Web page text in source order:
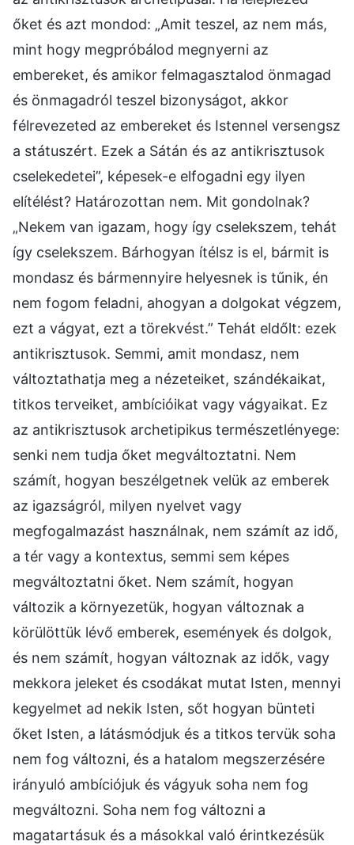
őket és azt mondod: „Amit teszel, az nem más,
mint hogy megpróbálod megnyerni az
embereket, és amikor felmagasztalod önmagad
és önmagadról teszel bizonyságot, akkor
félrevezeted az embereket és Istennel versengsz
a státuszért. Ezek a Sátán és az antikrisztusok
cselekedetei”, képesek-e elfogadni egy ilyen
elítélést? Határozottan nem. Mit gondolnak?
„Nekem van igazam, hogy így cselekszem, tehát
így cselekszem. Bárhogyan ítélsz is el, bármit is
mondasz és bármennyire helyesnek is tűnik, én
nem fogom feladni, ahogyan a dolgokat végzem,
ezt a vágyat, ezt a törekvést.” Tehát eldőlt: ezek
antikrisztusok. Semmi, amit mondasz, nem
változtathatja meg a nézeteiket, szándékaikat,
titkos terveiket, ambícióikat vagy vágyaikat. Ez
az antikrisztusok archetipikus természetlényege:
senki nem tudja őket megváltoztatni. Nem
számít, hogyan beszélgetnek velük az emberek
az igazságról, milyen nyelvet vagy
megfogalmazást használnak, nem számít az idő,
a tér vagy a kontextus, semmi sem képes
megváltoztatni őket. Nem számít, hogyan
változik a környezetük, hogyan változnak a
körülöttük lévő emberek, események és dolgok,
és nem számít, hogyan változnak az idők, vagy
mekkora jeleket és csodákat mutat Isten, mennyi
kegyelmet ad nekik Isten, sőt hogyan bünteti
őket Isten, a látásmódjuk és a titkos tervük soha
nem fog változni, és a hatalom megszerzésére
irányuló ambíciójuk és vágyuk soha nem fog
megváltozni. Soha nem fog változni a
magatartásuk és a másokkal való érintkezésük